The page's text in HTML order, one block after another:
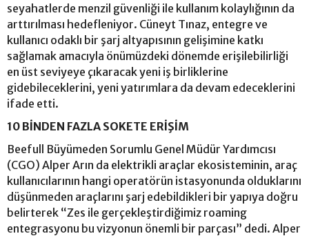
seyahatlerde menzil güvenliği ile kullanım kolaylığının da
arttırılması hedefleniyor. Cüneyt Tınaz, entegre ve
kullanıcı odaklı bir şarj altyapısının gelişimine katkı
sağlamak amacıyla önümüzdeki dönemde erişilebilirliği
en üst seviyeye çıkaracak yeni iş birliklerine
gidebileceklerini, yeni yatırımlara da devam edeceklerini
ifade etti.
10 BİNDEN FAZLA SOKETE ERİŞİM
Beefull Büyümeden Sorumlu Genel Müdür Yardımcısı
(CGO) Alper Arın da elektrikli araçlar ekosisteminin, araç
kullanıcılarının hangi operatörün istasyonunda olduklarını
düşünmeden araçlarını şarj edebildikleri bir yapıya doğru
belirterek “Zes ile gerçekleştirdiğimiz roaming
entegrasyonu bu vizyonun önemli bir parçası” dedi. Alper